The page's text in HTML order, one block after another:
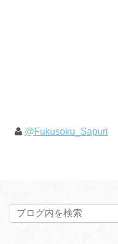
@Fukusoku_Sapuri